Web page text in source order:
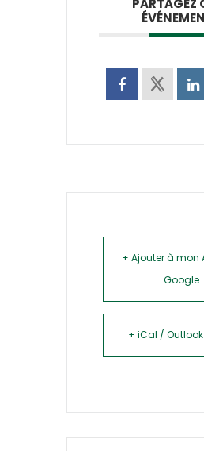
PARTAGEZ
+ Ajouter à mon
Google
+ iCal /